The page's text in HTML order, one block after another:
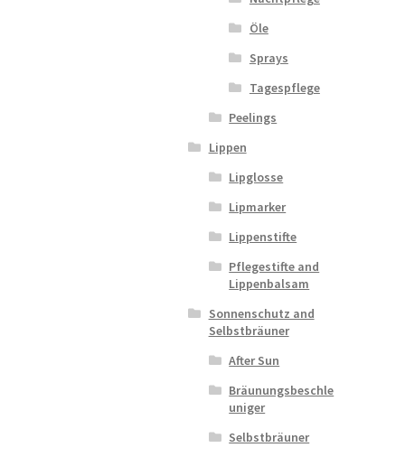
Öle
Sprays
Tagespflege
Peelings
Lippen
Lipglosse
Lipmarker
Lippenstifte
Pflegestifte and
Lippenbalsam
Sonnenschutz and
Selbstbräuner
After Sun
Bräunungsbeschle
uniger
Selbstbräuner